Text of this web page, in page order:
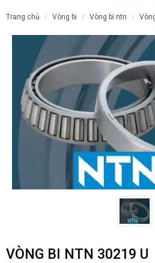
trang chủ vòng bi vòng bi ntn
VÒNG BI NTN 30219 U